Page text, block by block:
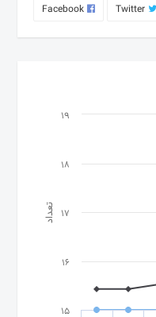
Twitter
Facebook
تعداد
15
16
17
18
19